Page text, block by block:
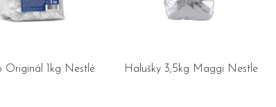
Originál 1kg Nestlé Halušky 3,5kg Maggi Nestle